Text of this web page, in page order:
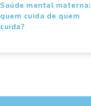
Saúde mental materna:
quem cuida de quem
cuida?